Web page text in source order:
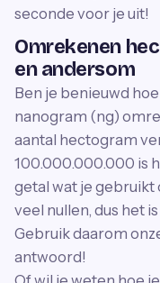
seconde voor je uit!
Omrekenen
en andersom
Ben je benieuwd
nanogram (ng)
aantal hectogram
100.000.000.000 is
getal wat je
veel nullen, dus het
Gebruik daarom
antwoord!